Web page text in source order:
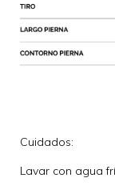
Cuidados:
Lavar con agua